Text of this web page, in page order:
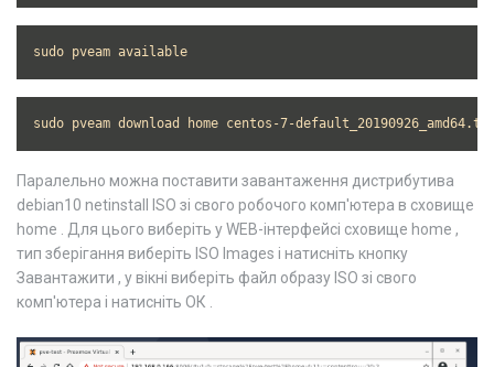
sudo pveam available
sudo pveam download home centos-7-
Паралельно можна поставити завантаження дистрибутива
debian10 netinstall ISO зі свого робочого комп'ютера в сховище
home . Для цього виберіть у WEB-інтерфейсі сховище home ,
тип зберігання виберіть ISO Images і натисніть кнопку
Завантажити , у вікні виберіть файл образу ISO зі свого
комп'ютера і натисніть ОК .